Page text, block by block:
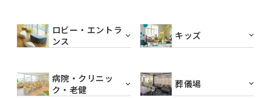
ロビー・エントラ
ンス
キッズ
病院・クリニッ
ク・老健
葬儀場